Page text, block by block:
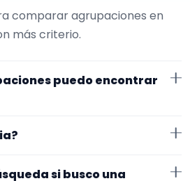
comparar agrupaciones en
más criterio.
puedo encontrar
la selección está más
si busco una